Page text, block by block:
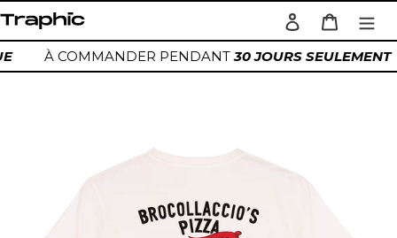
au
contenu
Rechercher
Se connecterPanier
À COMMANDER PENDANT30 JOURS SEULEMENT